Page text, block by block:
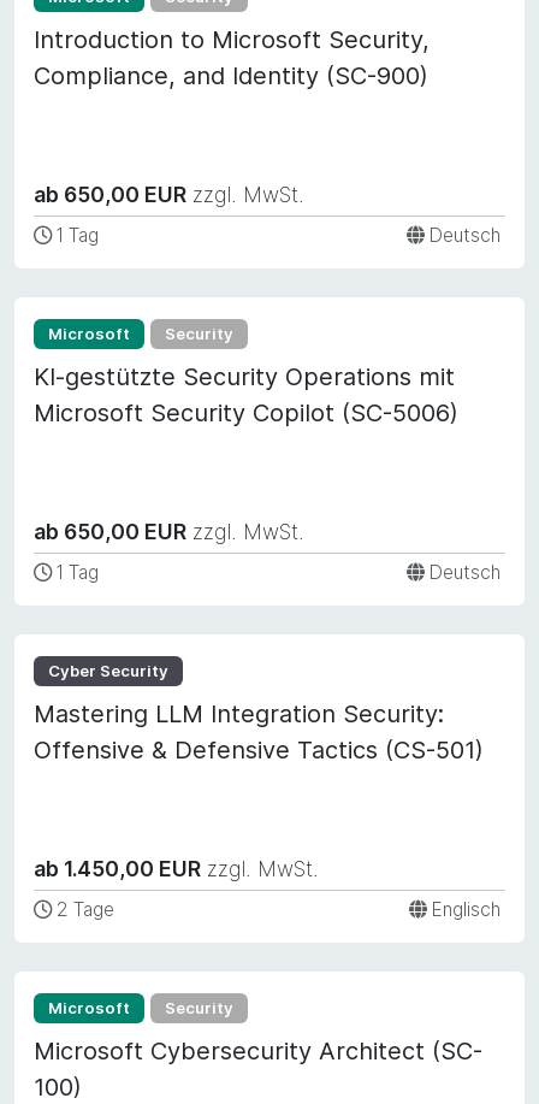
Introduction to Microsoft Security,
Compliance, and Identity (SC-900)
ab 650,00 EUR zzgl. MwSt.
1 Tag Deutsch
Microsoft Security
KI-gestützte Security Operations mit
Microsoft Security Copilot (SC-5006)
ab 650,00 EUR zzgl. MwSt.
1 Tag Deutsch
Cyber Security
Mastering LLM Integration Security:
Offensive & Defensive Tactics (CS-501)
ab 1.450,00 EUR zzgl. MwSt.
2 Tage Englisch
Microsoft Security
Microsoft Cybersecurity Architect (SC-
100)